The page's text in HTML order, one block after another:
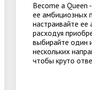
Become a Queen
ее амбициозных
настраивайте
расходуя
выбирайте один
нескольких
чтобы круто